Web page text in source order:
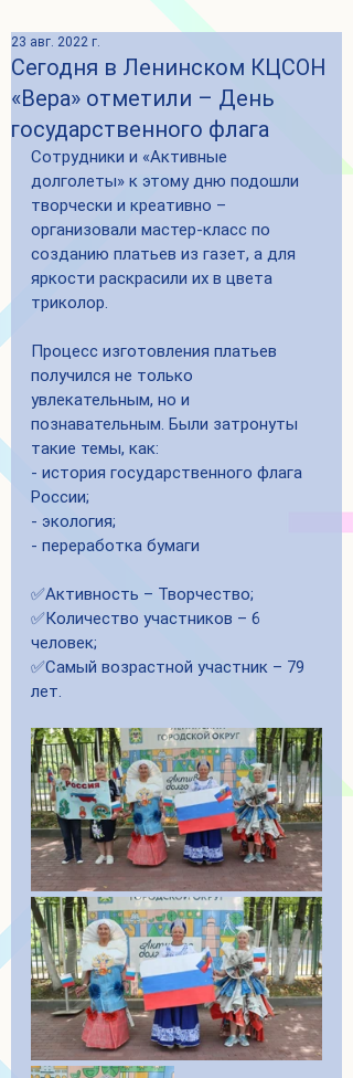
Сегодня в Ленинском КЦСОН
«Вера» отметили – День
государственного флага
23 авг. 2022 г.
Сотрудники и «Активные
долголеты» к этому дню подошли
творчески и креативно –
организовали мастер-класс по
созданию платьев из газет, а для
яркости раскрасили их в цвета
триколор.
Процесс изготовления платьев
получился не только
увлекательным, но и
познавательным. Были затронуты
такие темы, как:
- история государственного флага
России;
- экология;
- переработка бумаги
✅Активность – Творчество;
✅Количество участников – 6
человек;
✅Самый возрастной участник – 79
лет.